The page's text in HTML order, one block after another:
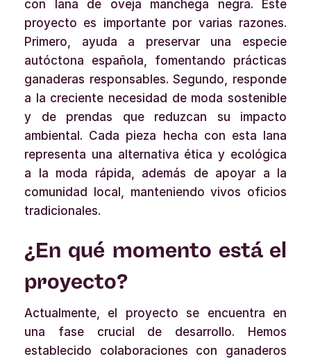
con lana de oveja manchega negra. Este
proyecto es importante por varias razones.
Primero, ayuda a preservar una especie
autóctona española, fomentando prácticas
ganaderas responsables. Segundo, responde
a la creciente necesidad de moda sostenible
y de prendas que reduzcan su impacto
ambiental. Cada pieza hecha con esta lana
representa una alternativa ética y ecológica
a la moda rápida, además de apoyar a la
comunidad local, manteniendo vivos oficios
tradicionales.
¿En qué momento está el
proyecto?
Actualmente, el proyecto se encuentra en
una fase crucial de desarrollo. Hemos
establecido colaboraciones con ganaderos